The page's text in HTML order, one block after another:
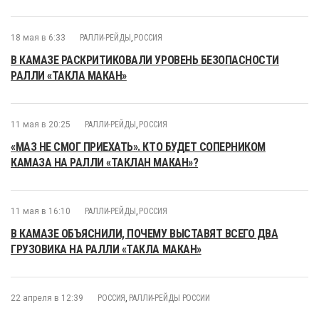
18 мая в 6:33 РАЛЛИ-РЕЙДЫ , РОССИЯ
В КАМАЗЕ РАСКРИТИКОВАЛИ УРОВЕНЬ БЕЗОПАСНОСТИ
РАЛЛИ «ТАКЛА МАКАН»
11 мая в 20:25 РАЛЛИ-РЕЙДЫ , РОССИЯ
«МАЗ НЕ СМОГ ПРИЕХАТЬ». КТО БУДЕТ СОПЕРНИКОМ
КАМАЗА НА РАЛЛИ «ТАКЛАН МАКАН»?
11 мая в 16:10 РАЛЛИ-РЕЙДЫ , РОССИЯ
В КАМАЗЕ ОБЪЯСНИЛИ, ПОЧЕМУ ВЫСТАВЯТ ВСЕГО ДВА
ГРУЗОВИКА НА РАЛЛИ «ТАКЛА МАКАН»
22 апреля в 12:39 РОССИЯ , РАЛЛИ-РЕЙДЫ РОССИИ